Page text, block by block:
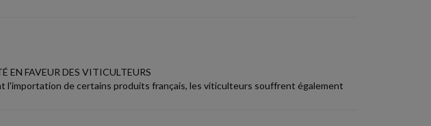
EN FAVEUR DES VITICULTEURS
l'importation de certains produits français, les viticulteurs souffrent également